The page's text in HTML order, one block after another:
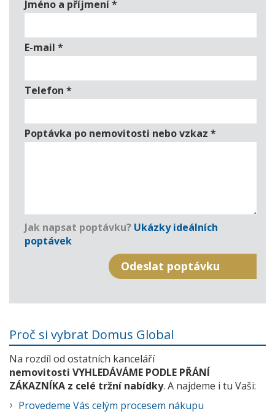
Jméno a příjmení*
E-mail *
Telefon *
Poptávka po nemovitosti nebo vzkaz *
Jak napsat poptávku? Ukázky ideálních
poptávek
Proč si vybrat Domus Global
Na rozdíl od ostatních kanceláří
nemovitosti VYHLEDÁVÁME PODLE PŘÁNÍ
ZÁKAZNÍKA z celé tržní nabídky. A najdeme i tu Vaši:
Provedeme Vás celým procesem nákupu